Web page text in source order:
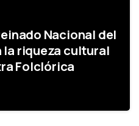
Nacional del
la riqueza cultural
Folclórica